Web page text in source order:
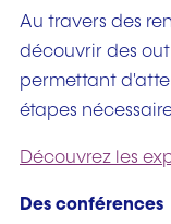
Au travers des
découvrir des
permettant
étapes
Découvrez les
Des conférences